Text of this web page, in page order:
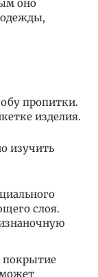
оно
пропитки.
изделия.
изучить
слоя.
покрытие